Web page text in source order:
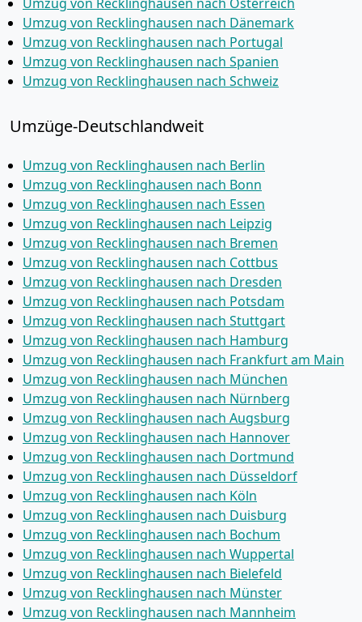
Umzug von Recklinghausen nach Dänemark
Umzug von Recklinghausen nach Portugal
Umzug von Recklinghausen nach Spanien
Umzug von Recklinghausen nach Schweiz
Umzüge-Deutschlandweit
Umzug von Recklinghausen nach Berlin
Umzug von Recklinghausen nach Bonn
Umzug von Recklinghausen nach Essen
Umzug von Recklinghausen nach Leipzig
Umzug von Recklinghausen nach Bremen
Umzug von Recklinghausen nach Cottbus
Umzug von Recklinghausen nach Dresden
Umzug von Recklinghausen nach Potsdam
Umzug von Recklinghausen nach Stuttgart
Umzug von Recklinghausen nach Hamburg
Umzug von Recklinghausen nach Frankfurt am Main
Umzug von Recklinghausen nach München
Umzug von Recklinghausen nach Nürnberg
Umzug von Recklinghausen nach Augsburg
Umzug von Recklinghausen nach Hannover
Umzug von Recklinghausen nach Dortmund
Umzug von Recklinghausen nach Düsseldorf
Umzug von Recklinghausen nach Köln
Umzug von Recklinghausen nach Duisburg
Umzug von Recklinghausen nach Bochum
Umzug von Recklinghausen nach Wuppertal
Umzug von Recklinghausen nach Bielefeld
Umzug von Recklinghausen nach Münster
Umzug von Recklinghausen nach Mannheim